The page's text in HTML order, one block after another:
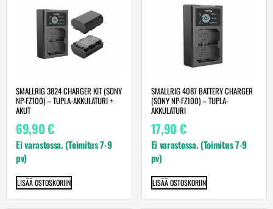
SMALLRIG 3824 CHARGER KIT (SONY
NP-FZ100) – TUPLA-AKKULATURI +
AKUT
69,90€
Ei varastossa. (Toimitus 7-9
pv)
LISÄÄ OSTOSKORIIN
SMALLRIG 4087 BATTERY CHARGER
(SONY NP-FZ100) – TUPLA-
AKKULATURI
17,90 €
Ei varastossa. (Toimitus 7-9
pv)
LISÄÄ OSTOSKORIIN